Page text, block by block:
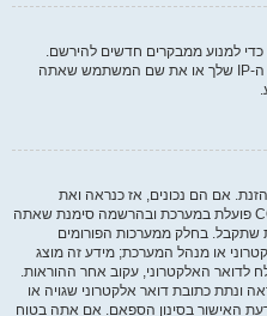
למנוע ממבקרים חדשים להירשם.
לחילופין ייתכן שמנהל ראשי חסם את כתובת ה-IP שלך או את שם המשתמש שאתה
אם הם נכונים, אז כנראה ואת
מהדברים הבאים קרה. אם מערכת ה־COPPA פועלת במערכת ובהרשמה סימנת שאתה
שתקבל. בחלק ממערכות הפורומים
או מנהל המערכת; מידע זה מוצג
האלקטרוני, עקוב אחר ההוראות.
ונתת כתובת דואר אלקטרוני שגויה או
האישור בסינון הספאם. אם אתה בטוח